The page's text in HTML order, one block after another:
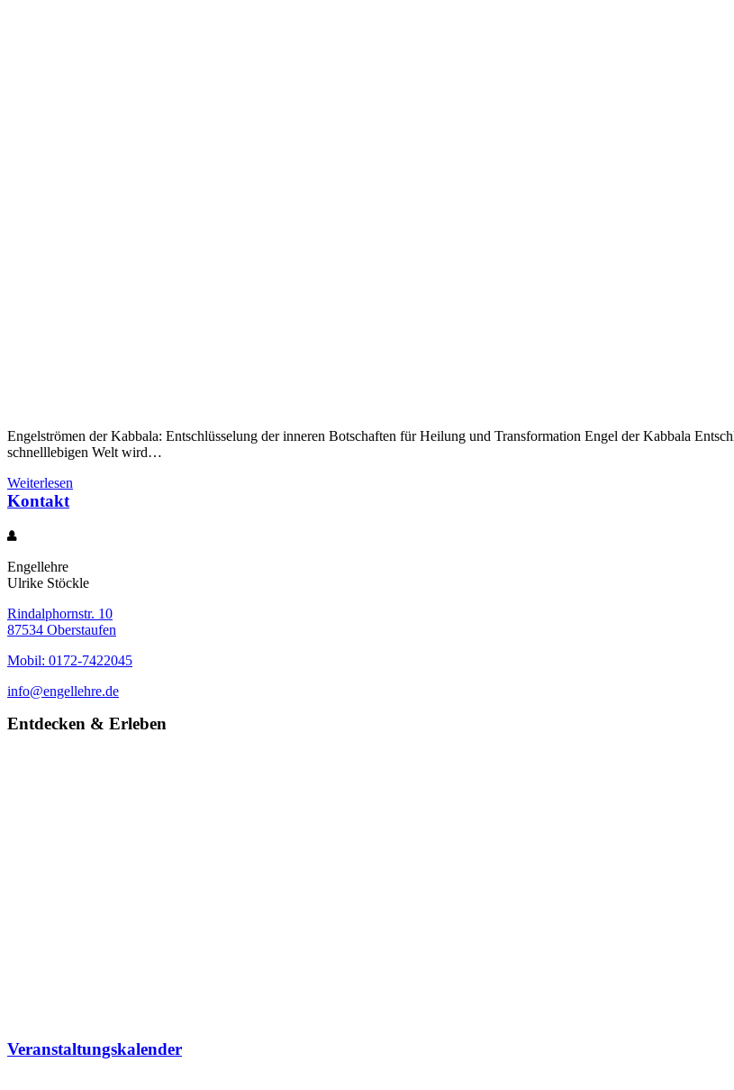
Engelströmen der Kabbala: Entschlüsselung der inneren Botschaften für Heilung und Transformation Engel der Kabbala
schnelllebigen Welt wird…
Weiterlesen
Kontakt
Engellehre
Ulrike Stöckle
Rindalphornstr. 10
87534 Oberstaufen
Mobil: 0172-7422045
info@engellehre.de
Entdecken & Erleben
Veranstaltungskalender